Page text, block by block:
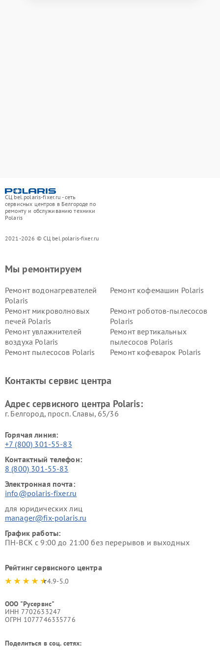
СЦ bel.polaris-fixer.ru - сеть
сервисных центров в Белгороде по
ремонту и обслуживанию техники
Polaris
2021-2026 © СЦ bel.polaris-fixer.ru
Мы ремонтируем
Ремонт водонагревателей
Polaris
Ремонт кофемашин Polaris
Ремонт микроволновых
печей Polaris
Ремонт роботов-пылесосов
Polaris
Ремонт увлажнителей
воздуха Polaris
Ремонт вертикальных
пылесосов Polaris
Ремонт пылесосов Polaris
Ремонт кофеварок Polaris
Контакты сервис центра
Адрес сервисного центра Polaris:
г. Белгород, просп. Славы, 65/36
Горячая линия:
+7 (800) 301-55-83
Контактный телефон:
8 (800) 301-55-83
Электронная почта:
info@polaris-fixer.ru
для юридических лиц
manager@fix-polaris.ru
График работы:
ПН-ВСК с 9:00 до 21:00 без перерывов и выходных
Рейтинг сервисного центра
4.9-5.0
ООО "Русервис"
ИНН 7702633247
ОГРН 1077746335776
Поделиться в соц. сетях: